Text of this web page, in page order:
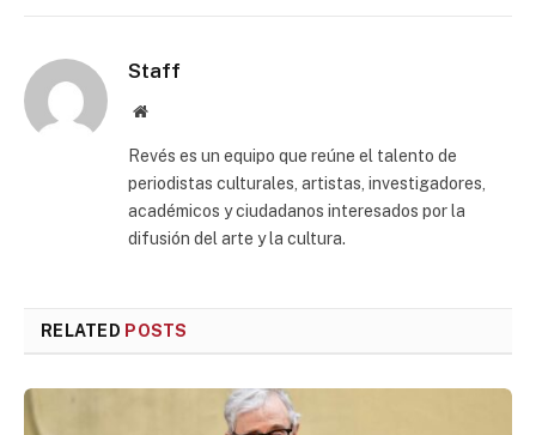
Staff
Website
Revés es un equipo que reúne el talento de
periodistas culturales, artistas, investigadores,
académicos y ciudadanos interesados por la
difusión del arte y la cultura.
RELATED POSTS